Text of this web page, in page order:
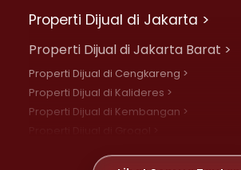
Properti Dijual di Jakarta >
Properti Dijual di Jakarta Barat >
Properti Dijual di Cengkareng >
Properti Dijual di Kalideres >
Properti Dijual di Kembangan >